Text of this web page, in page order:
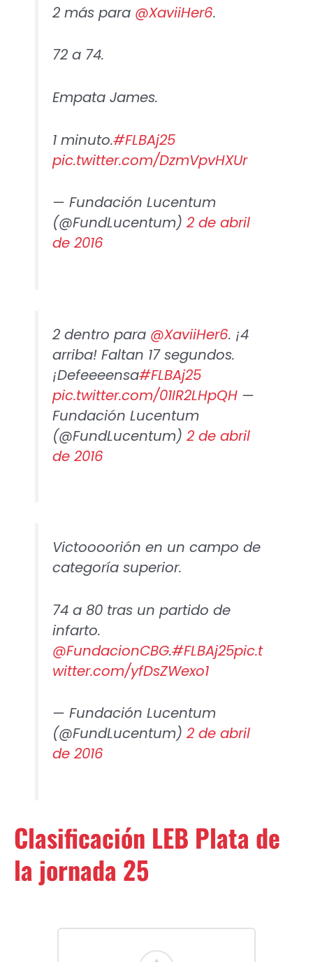
2 más para @XaviiHer6.
72 a 74.
Empata James.
1 minuto.#FLBAj25
pic.twitter.com/DzmVpvHXUr
— Fundación Lucentum
(@FundLucentum) 2 de abril
de 2016
2 dentro para @XaviiHer6. ¡4
arriba! Faltan 17 segundos.
¡Defeeeensa#FLBAj25
pic.twitter.com/01IR2LHpQH—
Fundación Lucentum
(@FundLucentum) 2 de abril
de 2016
Victoooorión en un campo de
categoría superior.
74 a 80 tras un partido de
infarto.
@FundacionCBG.#FLBAj25pic.t
witter.com/yfDsZWexo1
— Fundación Lucentum
(@FundLucentum) 2 de abril
de 2016
Clasificación LEB Plata de
la jornada 25